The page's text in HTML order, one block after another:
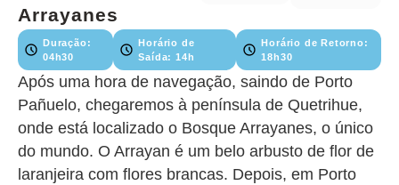
Arrayanes
Duração:
04h30
Horário de
Saída: 14h
Horário de Retorno:
18h30
Após uma hora de navegação, saindo de Porto
Pañuelo, chegaremos à península de Quetrihue,
onde está localizado o Bosque Arrayanes, o único
do mundo. O Arrayan é um belo arbusto de flor de
laranjeira com flores brancas. Depois, em Porto